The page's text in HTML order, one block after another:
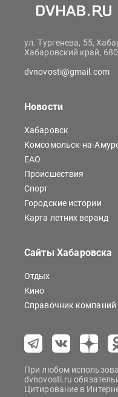
ул. Тургенева, 55,
Хабаровский край,
dvnovosti@gmail.com
Новости
Хабаровск
Комсомольск-на-
ЕАО
Происшествия
Спорт
Городские истории
Карта летних веранд
Сайты Хабаровска
Отдых
Кино
Справочник компаний
При любом
dvnovosti.ru
Цитирование в